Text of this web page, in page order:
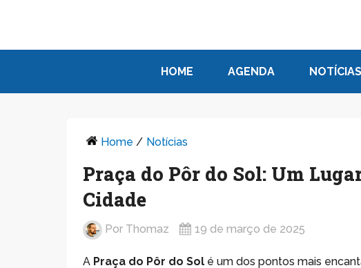
HOME AGENDA NOTÍCIAS
Home / Notícias
Praça do Pôr do Sol: Um
Cidade
Por Thomaz 19 de março de 2025
A Praça do Pôr do Sol é um dos pontos mais